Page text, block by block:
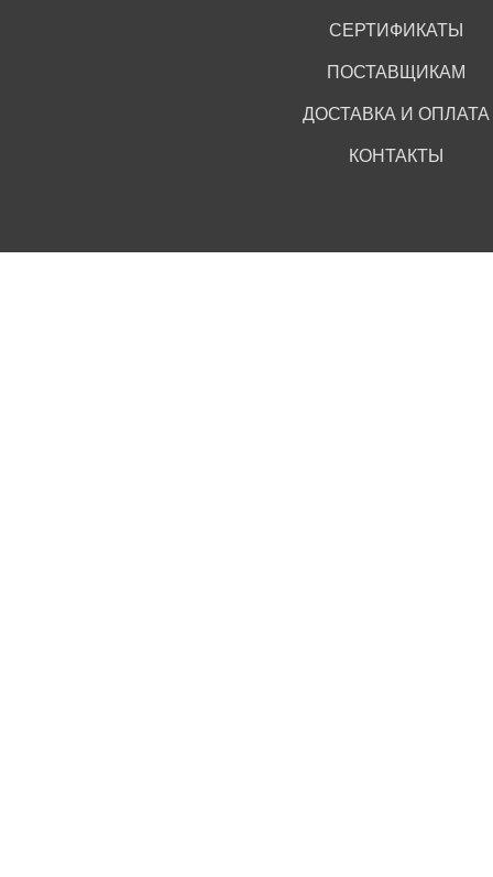
СЕРТИФИКАТЫ
ПОСТАВЩИКАМ
ДОСТАВКА И ОПЛАТА
КОНТАКТЫ